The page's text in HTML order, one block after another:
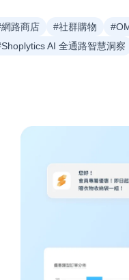
路商店 #社群購物
AI 全通路智慧洞察